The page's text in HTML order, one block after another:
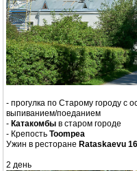
- прогулка по Старому городу с
выпиванием/поеданием
- Катакомбы в старом городе
- Крепость Toompea
Ужин в ресторане Rataskaevu 16
2 день